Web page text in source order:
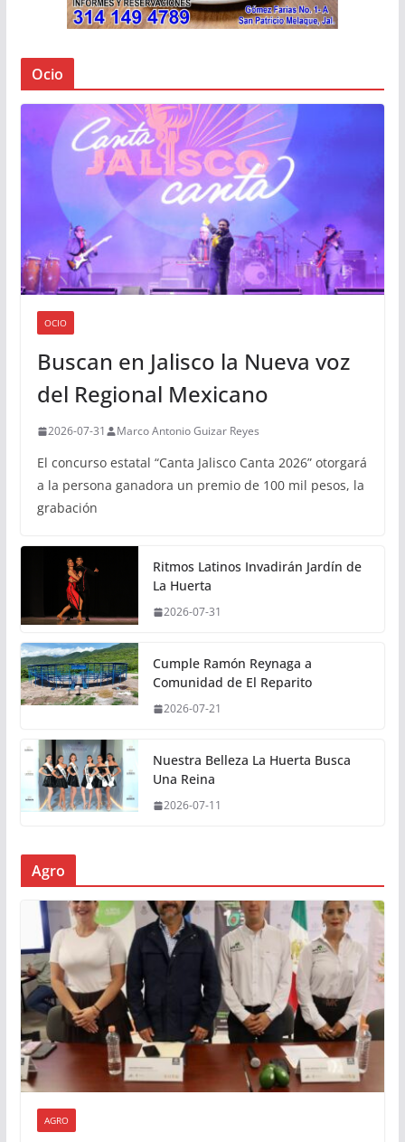
Ocio
OCIO
Buscan en Jalisco la Nueva voz
del Regional Mexicano
2026-07-31 Marco Antonio Guizar Reyes
El concurso estatal “Canta Jalisco Canta 2026” otorgará
a la persona ganadora un premio de 100 mil pesos, la
grabación
Ritmos Latinos Invadirán Jardín de
La Huerta
2026-07-31
Cumple Ramón Reynaga a
Comunidad de El Reparito
2026-07-21
Nuestra Belleza La Huerta Busca
Una Reina
2026-07-11
Agro
AGRO